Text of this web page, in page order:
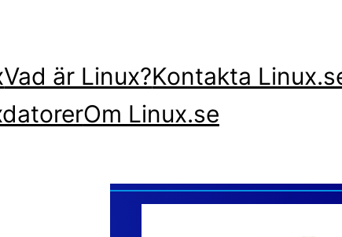
Vad är Linux?Kontakta
Om Linux.se